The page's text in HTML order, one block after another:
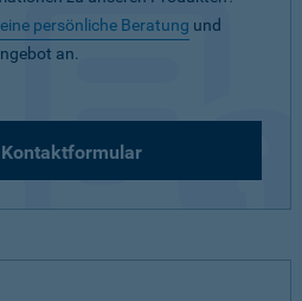
persönliche Beratung und
an.